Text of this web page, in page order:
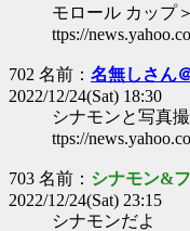
モロール カップ
ttps://
702 名前： 名無しさん
2022/12/24(Sat) 18:30
シナモンと写真
ttps://
703 名前： シナモン&
2022/12/24(Sat) 23:15
シナモンだよ